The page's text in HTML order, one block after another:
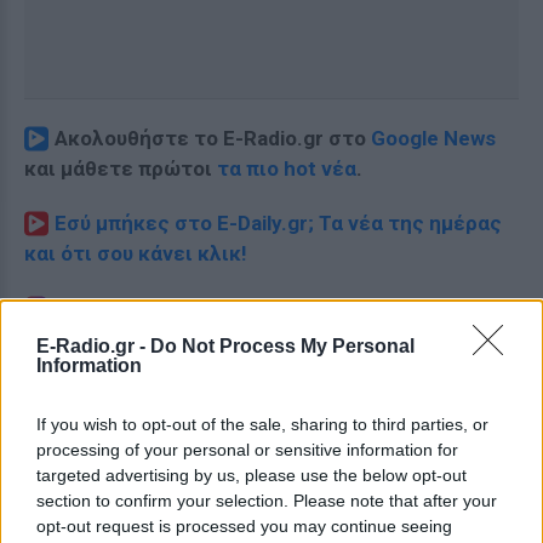
E-Radio.gr - Do Not Process My Personal
Information
If you wish to opt-out of the sale, sharing to third parties, or
processing of your personal or sensitive information for
targeted advertising by us, please use the below opt-out
section to confirm your selection. Please note that after your
opt-out request is processed you may continue seeing
Ακολουθήστε το E-Radio.gr στο Google News
και μάθετε πρώτοι τα πιο hot νέα.
Εσύ μπήκες στο E-Daily.gr; Τα νέα της ημέρας
και ότι σου κάνει κλικ!
Ακολουθήστε το E-Radio.gr και στο Instagram
ΔΙΑΦΗΜΙΣΗ